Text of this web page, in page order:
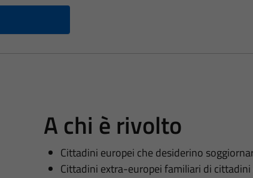
A chi è rivolto
Cittadini europei che desiderino
Cittadini extra-europei familiari di